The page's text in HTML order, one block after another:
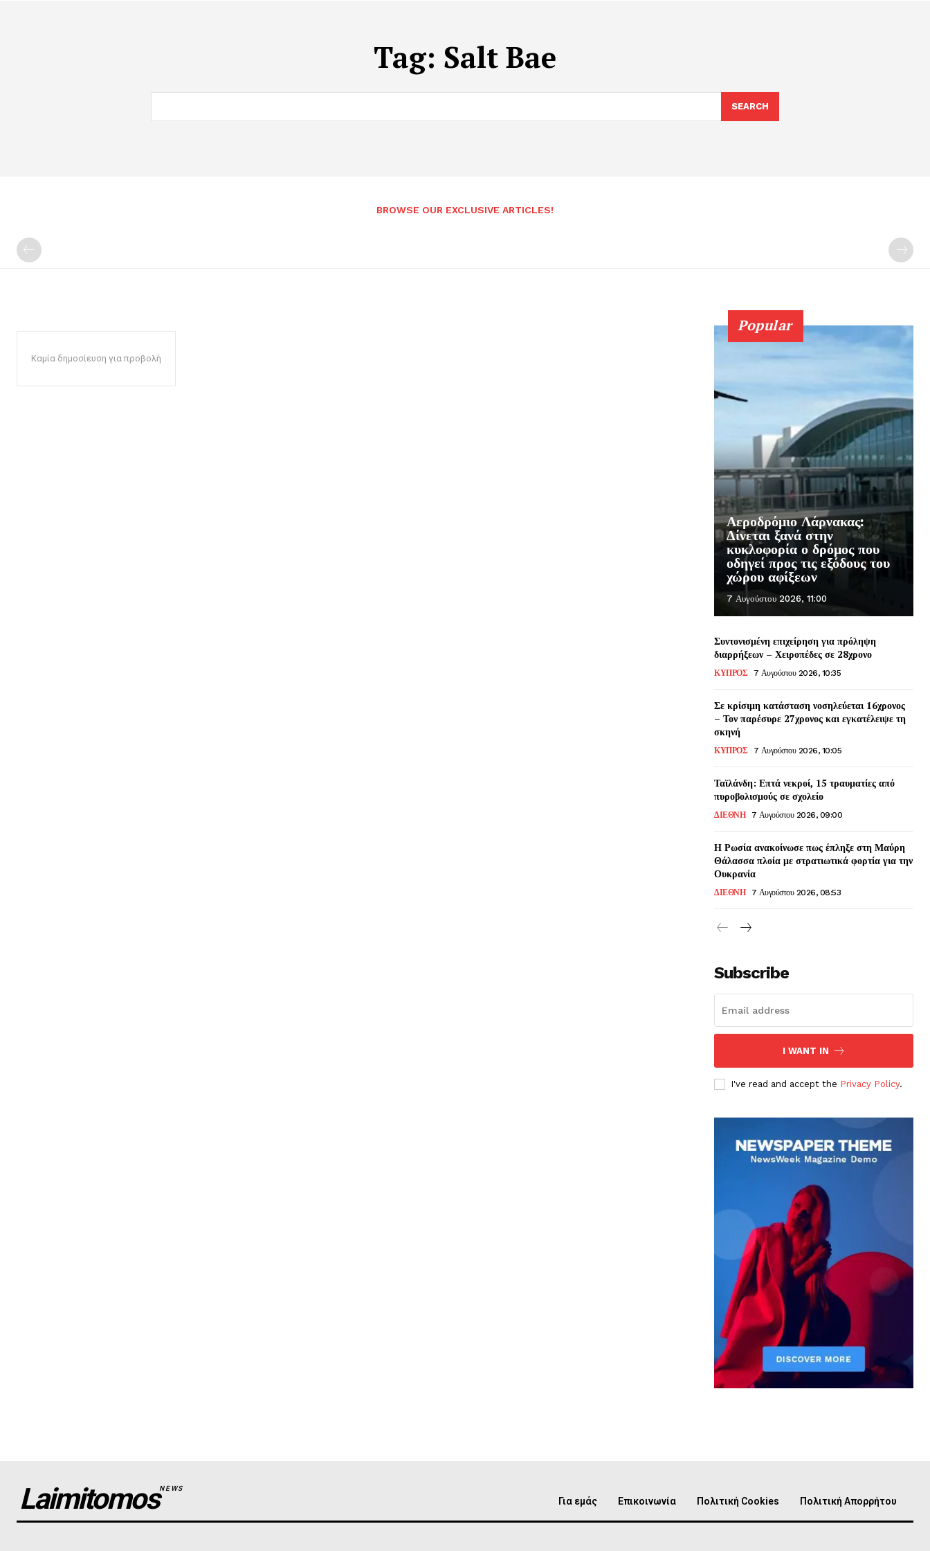
Tag: Salt Bae
SEARCH
BROWSE OUR EXCLUSIVE ARTICLES!
Καμία δημοσίευση για προβολή
Popular
Αεροδρόμιο Λάρνακας:
Δίνεται ξανά στην
κυκλοφορία ο δρόμος που
οδηγεί προς τις εξόδους του
χώρου αφίξεων
7 Αυγούστου 2026, 11:00
Συντονισμένη επιχείρηση για πρόληψη
διαρρήξεων – Χειροπέδες σε 28χρονο
ΚΥΠΡΟΣ 7 Αυγούστου 2026, 10:35
Σε κρίσιμη κατάσταση νοσηλεύεται 16χρονος
– Τον παρέσυρε 27χρονος και εγκατέλειψε τη
σκηνή
ΚΥΠΡΟΣ 7 Αυγούστου 2026, 10:05
Ταϊλάνδη: Επτά νεκροί, 15 τραυματίες από
πυροβολισμούς σε σχολείο
ΔΙΕΘΝΗ 7 Αυγούστου 2026, 09:00
Η Ρωσία ανακοίνωσε πως έπληξε στη Μαύρη
Θάλασσα πλοία με στρατιωτικά φορτία για την
Ουκρανία
ΔΙΕΘΝΗ 7 Αυγούστου 2026, 08:53
Subscribe
I WANT IN
I've read and accept the Privacy Policy.
LaimitomosNEWS
Για εμάς Επικοινωνία Πολιτική Cookies Πολιτική Απορρήτου